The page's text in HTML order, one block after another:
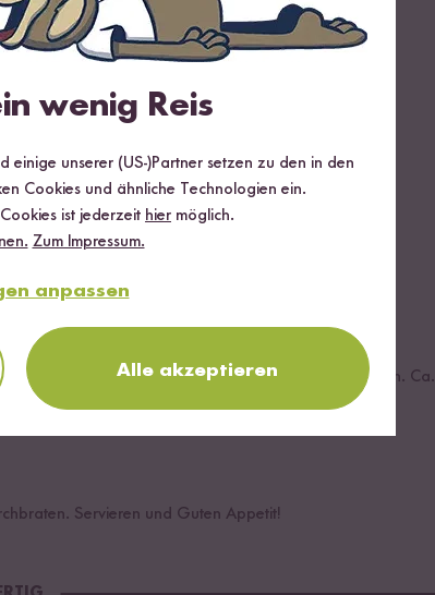
Die restlichen, flüssigen Zutaten dazugeben.
geben und die Hitze auf niedrige Stufe schalten. Ca.
Servieren und Guten Appetit!
wenig Reis
einige unserer (US-)Partner setzen zu den in den
Cookies und ähnliche Technologien ein.
ist jederzeit hier möglich.
Zum Impressum.
anpassen
Alle akzeptieren